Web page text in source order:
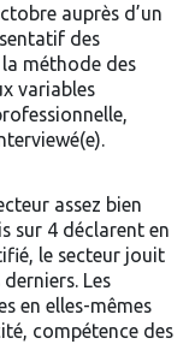
auprès d’un
des
la méthode des
variables
assez bien
sur 4 déclarent en
le secteur jouit
Les
en elles-mêmes
compétence des